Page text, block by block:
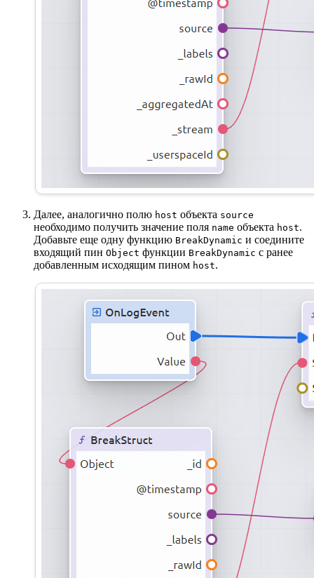
Далее, аналогично полю host объекта source
необходимо получить значение поля name объекта host.
Добавьте еще одну функцию BreakDynamic и соедините
входящий пин Object функции BreakDynamic с ранее
добавленным исходящим пином host.